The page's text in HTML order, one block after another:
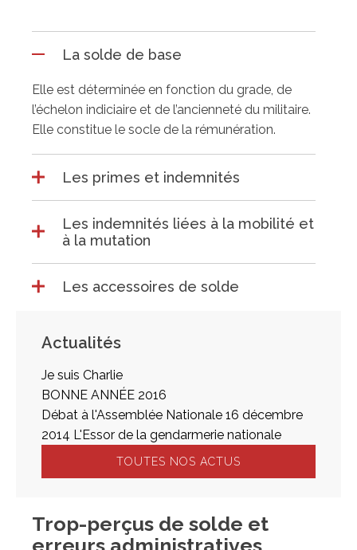
La solde de base
Elle est déterminée en fonction du grade, de
l’échelon indiciaire et de l’ancienneté du militaire.
Elle constitue le socle de la rémunération.
Les primes et indemnités
Les indemnités liées à la mobilité et
à la mutation
Les accessoires de solde
Actualités
Je suis Charlie
BONNE ANNÉE 2016
Débat à l'Assemblée Nationale 16 décembre
2014 L'Essor de la gendarmerie nationale
TOUTES NOS ACTUS
Trop-perçus de solde et
erreurs administratives